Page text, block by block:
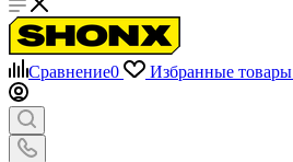
Сравнение0 Избранные товары